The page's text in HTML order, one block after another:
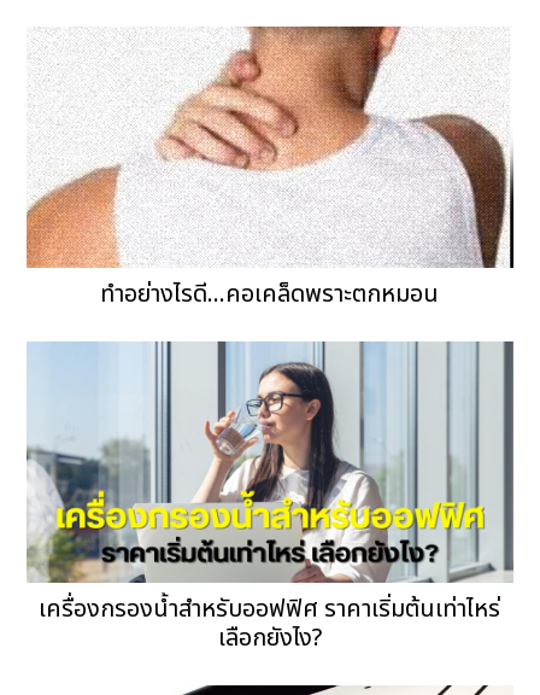
ทำอย่างไรดี...คอเคล็ดพราะตกหมอน
เครื่องกรองน้ำสำหรับออฟฟิศ ราคาเริ่มต้นเท่าไหร่
เลือกยังไง?